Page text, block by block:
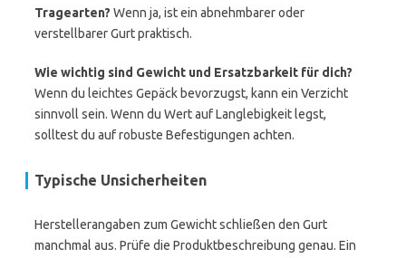
Tragearten? Wenn ja, ist ein abnehmbarer oder
verstellbarer Gurt praktisch.
Wie wichtig sind Gewicht und Ersatzbarkeit für dich?
Wenn du leichtes Gepäck bevorzugst, kann ein Verzicht
sinnvoll sein. Wenn du Wert auf Langlebigkeit legst,
solltest du auf robuste Befestigungen achten.
Typische Unsicherheiten
Herstellerangaben zum Gewicht schließen den Gurt
manchmal aus. Prüfe die Produktbeschreibung genau. Ein